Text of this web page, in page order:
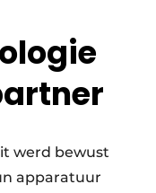
werd bewust
apparatuur